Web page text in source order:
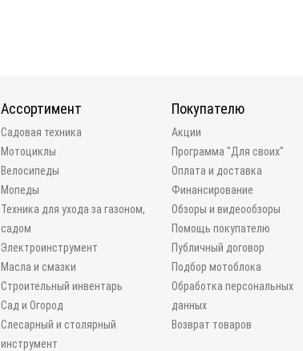
Ассортимент
Садовая техника
Мотоциклы
Велосипеды
Мопеды
Техника для ухода за газоном,
садом
Электроинструмент
Масла и смазки
Строительный инвентарь
Сад и Огород
Слесарный и столярный
инструмент
Покупателю
Акции
Программа "Для своих"
Оплата и доставка
Финансирование
Обзоры и видеообзоры
Помощь покупателю
Публичный договор
Подбор мотоблока
Обработка персональных
данных
Возврат товаров